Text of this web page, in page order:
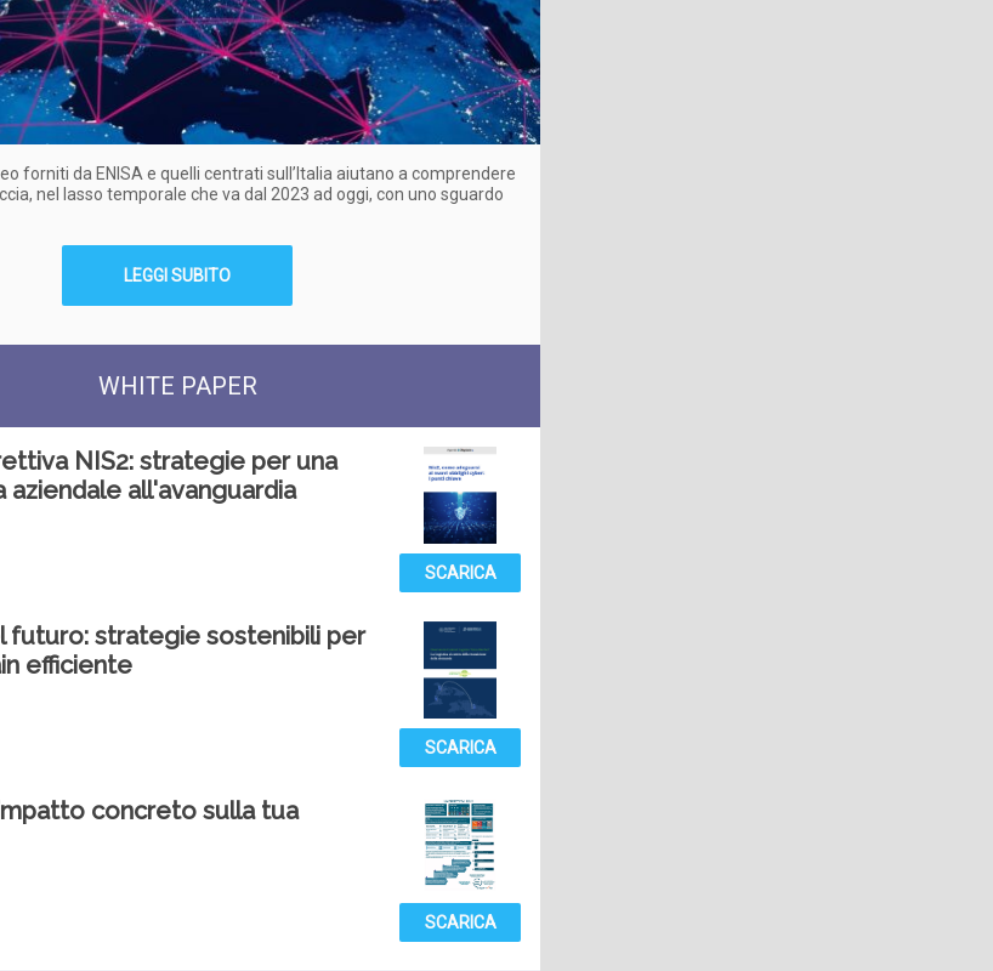
forniti da ENISA e quelli centrati sull’Italia aiutano a comprendere
nel lasso temporale che va dal 2023 ad oggi, con uno sguardo
LEGGI SUBITO
WHITE PAPER
NIS2: strategie per una
aziendale all'avanguardia
SCARICA
futuro: strategie sostenibili per
efficiente
SCARICA
concreto sulla tua
SCARICA